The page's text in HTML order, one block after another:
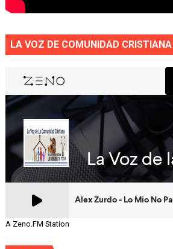
LA VOZ DE COMUNIDAD CRISTIANA
A Zeno.FM Station